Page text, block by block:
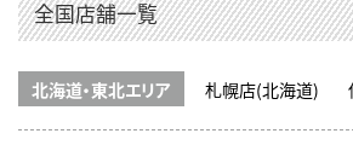
全国店舗一覧
北海道・東北エリア 札幌店(北海道)